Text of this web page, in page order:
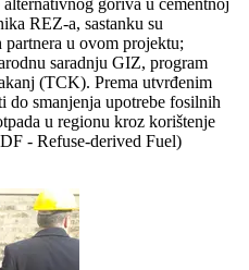
REZ-a, sastanku su
u ovom projektu;
saradnju GIZ, program
(TCK). Prema utvrđenim
do smanjenja upotrebe fosilnih
u regionu kroz korištenje
- Refuse-derived Fuel)